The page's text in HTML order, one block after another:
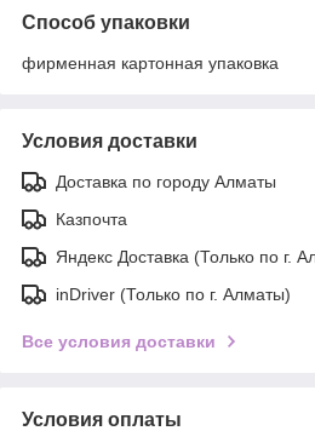
Способ упаковки
фирменная картонная упаковка
Условия доставки
Доставка по городу Алматы
Казпочта
Яндекс Доставка (Только по г.
inDriver (Только по г. Алматы)
Все условия доставки
Условия оплаты